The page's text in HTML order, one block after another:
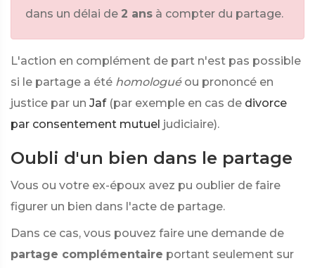
dans un délai de 2 ans à compter du partage.
L'action en complément de part n'est pas possible
si le partage a été homologué ou prononcé en
justice par un Jaf (par exemple en cas de divorce
par consentement mutuel judiciaire).
Oubli d'un bien dans le partage
Vous ou votre ex-époux avez pu oublier de faire
figurer un bien dans l'acte de partage.
Dans ce cas, vous pouvez faire une demande de
partage complémentaire portant seulement sur